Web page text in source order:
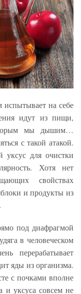
испытывает на себе
идут из пищи,
мы дышим…
с такой атакой.
для очистки
Хотя нет
свойствах
и продукты из
под диафрагмой
в человеческом
перерабатывает
яды из организма.
с почками вполне
и уксуса совсем не